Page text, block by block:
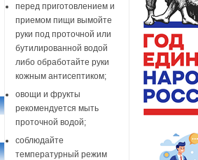
перед приготовлением и
приемом пищи вымойте
руки под проточной или
бутилированной водой
либо обработайте руки
кожным антисептиком;
овощи и фрукты
рекомендуется мыть
проточной водой;
соблюдайте
температурный режим